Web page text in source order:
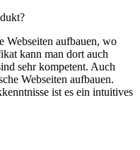
Webseiten aufbauen, wo
kann man dort auch
sehr kompetent. Auch
Webseiten aufbauen.
ist es ein intuitives